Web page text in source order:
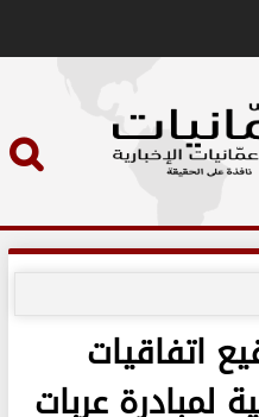
اتفاقيات
لمبادرة عربات